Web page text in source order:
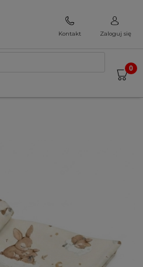
Kontakt Zaloguj się